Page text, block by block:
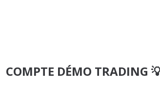
COMPTE DÉMO TRADING